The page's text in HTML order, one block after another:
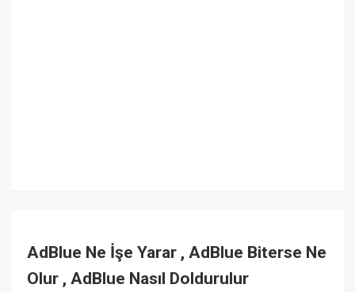
AdBlue Ne İşe Yarar , AdBlue Biterse Ne
Olur , AdBlue Nasıl Doldurulur